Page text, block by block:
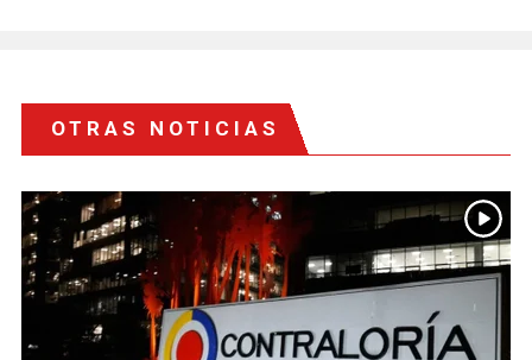
OTRAS NOTICIAS